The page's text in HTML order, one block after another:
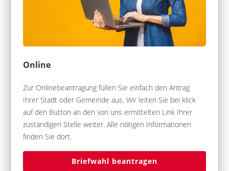
Online
Zur Onlinebeantragung füllen Sie einfach den Antrag
Ihrer Stadt oder Gemeinde aus. Wir leiten Sie bei klick
auf den Button an den von uns ermittelten Link Ihrer
zuständigen Stelle weiter. Alle nötigen Informationen
finden Sie dort.
Briefwahl beantragen